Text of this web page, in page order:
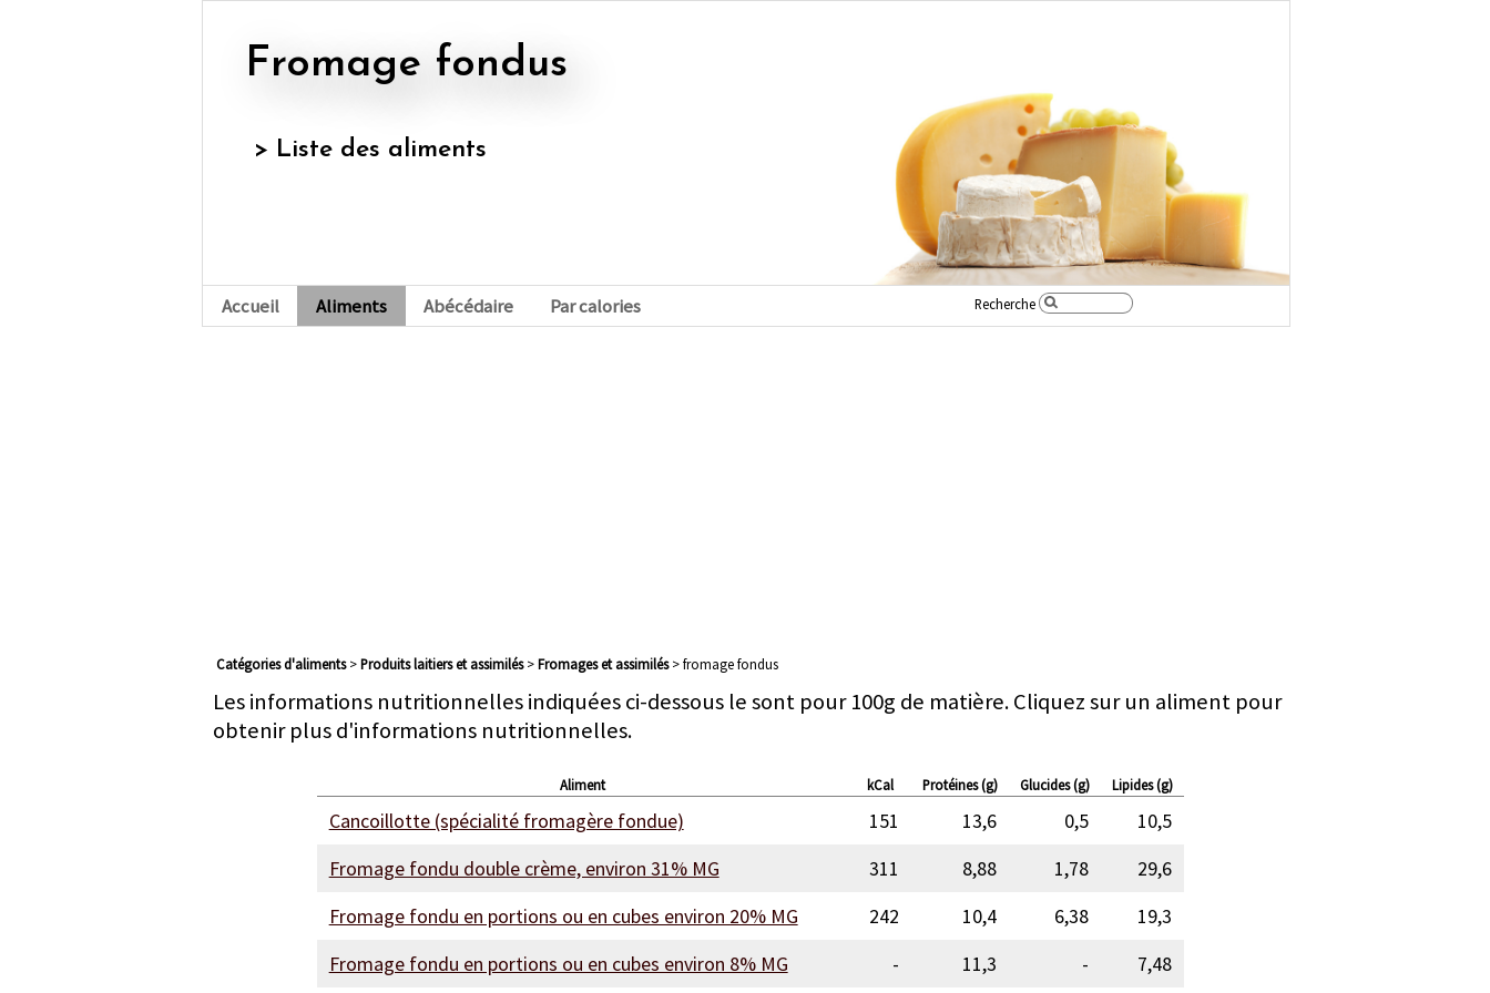
fromage fondus
> Liste des aliments
Accueil Aliments Abécédaire Par calories Recherche
Catégories d'aliments> produits laitiers et assimilés> fromages et assimilés> fromage fondus
Les informations nutritionnelles indiquées ci-dessous le sont pour 100g de matière. Cliquez sur un aliment pour
obtenir plus d'informations nutritionnelles.
Aliment kCal Protéines (g) Glucides (g) Lipides (g)
Cancoillotte (spécialité fromagère fondue) 151 13,6 0,5
10,5
Fromage fondu double crème, environ 31% MG
311 8,88 1,78
29,6
Fromage fondu en portions ou en cubes environ 20% MG
242 10,4 6,38
19,3
Fromage fondu en portions ou en cubes environ 8% MG
- 11,3 - 7,48